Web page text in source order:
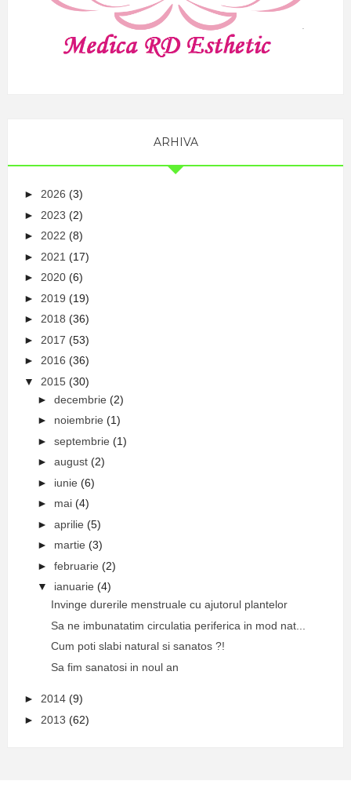
ARHIVA
► 2026 (3)
► 2023 (2)
► 2022 (8)
► 2021 (17)
► 2020 (6)
► 2019 (19)
► 2018 (36)
► 2017 (53)
► 2016 (36)
▼
2015 (30)
► decembrie (2)
► noiembrie (1)
► septembrie (1)
► august (2)
► iunie (6)
► mai (4)
► aprilie (5)
► martie (3)
► februarie (2)
▼
ianuarie (4)
Invinge durerile menstruale cu ajutorul plantelor
Sa ne imbunatatim circulatia periferica in mod nat...
Cum poti slabi natural si sanatos ?!
Sa fim sanatosi in noul an
► 2014 (9)
► 2013 (62)